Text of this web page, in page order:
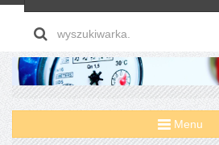
Menu